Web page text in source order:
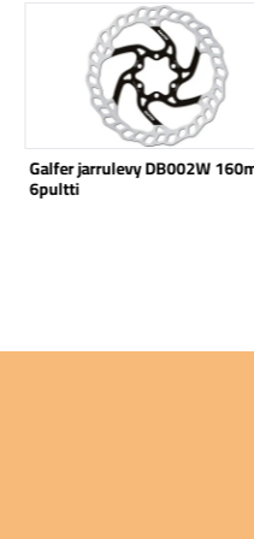
Katso tuote
Galfer jarrulevy DB002W
6pultti